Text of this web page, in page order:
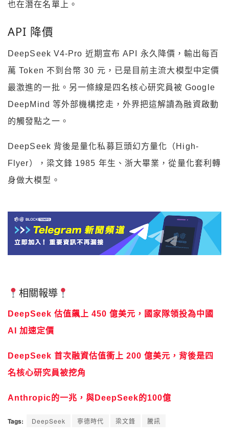
也在潛在名單上。
API 降價
DeepSeek V4-Pro 近期宣布 API 永久降價，輸出每百
萬 Token 不到台幣 30 元，已是目前主流大模型中定價
最激進的一批。另一條線是四名核心研究員被 Google
DeepMind 等外部機構挖走，外界把這解讀為融資啟動
的觸發點之一。
DeepSeek 背後是量化私募巨頭幻方量化（High-
Flyer），梁文鋒 1985 年生、浙大畢業，從量化套利轉
身做大模型。
相關報導
DeepSeek 估值飆上 450 億美元，國家隊領投為中國
AI 加速定價
DeepSeek 首次融資估值衝上 200 億美元，背後是四
名核心研究員被挖角
Anthropic的一兆，與DeepSeek的100億
Tags: DeepSeek 寧德時代 梁文鋒 騰訊